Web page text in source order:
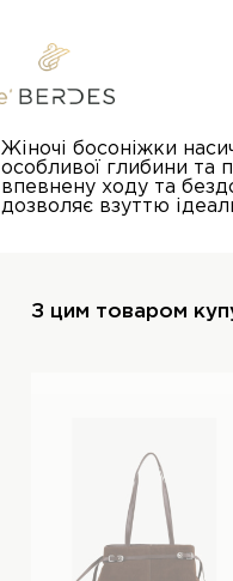
Жіночі босоніжки
особливої глибини та
впевнену ходу та
дозволяє взуттю
З цим товаром